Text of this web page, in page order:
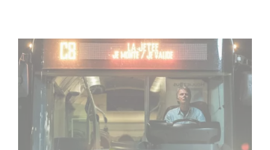
Une date de sortie pour le nouveau film de Franck
Dubosc